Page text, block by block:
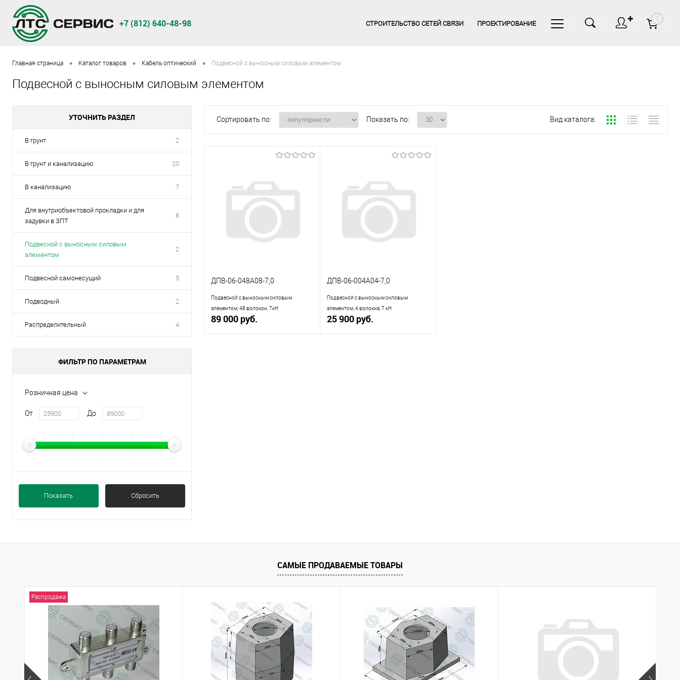
+7 (812) 640-48-98 СТРОИТЕЛЬСТВО СЕТЕЙ СВЯЗИ ПРОЕКТИРОВАНИЕ
✚ 0
Главная страница • Каталог товаров • Кабель оптический • Подвесной с выносным силовым элементом
Подвесной с выносным силовым элементом
УТОЧНИТЬ РАЗДЕЛ
В грунт 2
В грунт и канализацию 20
В канализацию 7
Для внутриобъектовой прокладки и для
задувки в ЗПТ
8
Подвесной с выносным силовым
элементом
2
Подвесной самонесущий 5
Подводный 2
Распределительный 4
ФИЛЬТР ПО ПАРАМЕТРАМ
Розничная цена
От До
Показать Сбросить
Сортировать по: Показать по: Вид каталога:
ДПВ-06-048А08-7,0
Подвесной с выносным силовым
элементом, 48 волокон, 7кН
89 000 руб.
ДПВ-06-004А04-7,0
Подвесной с выносным силовым
элементом, 4 волокна, 7 кН
25 900 руб.
САМЫЕ ПРОДАВАЕМЫЕ ТОВАРЫ
Распродажа